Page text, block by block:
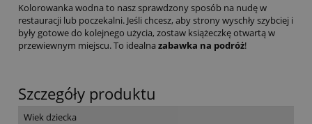
Kolorowanka wodna to nasz sprawdzony sposób na nudę w
restauracji lub poczekalni. Jeśli chcesz, aby strony wyschły szybciej i
były gotowe do kolejnego użycia, zostaw książeczkę otwartą w
przewiewnym miejscu. To idealna zabawka na podróż!
Szczegóły produktu
Wiek dziecka